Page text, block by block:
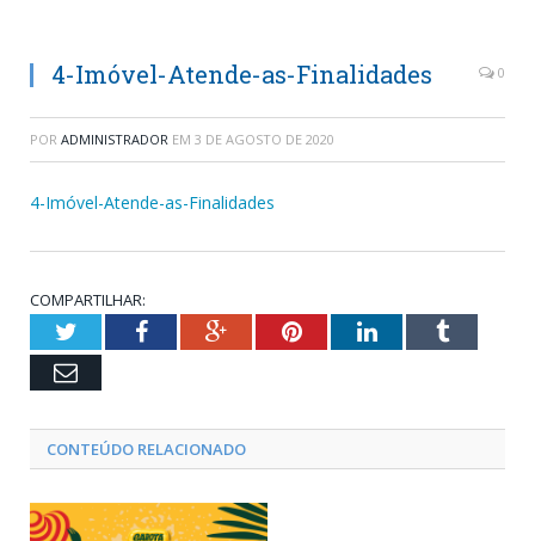
4-Imóvel-Atende-as-Finalidades 0
POR ADMINISTRADOR EM 3 DE AGOSTO DE 2020
4-Imóvel-Atende-as-Finalidades
COMPARTILHAR:
TwitterFacebookGoogle+PinterestLinkedInTumblr
Email
CONTEÚDO RELACIONADO